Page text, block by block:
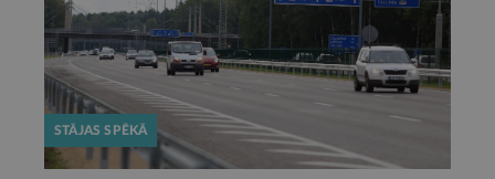
STĀJAS SPĒKĀ